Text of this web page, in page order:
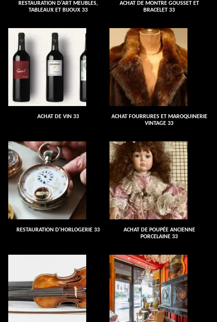
RESTAURATION D'ART MEUBLES,
TABLEAUX ET BIJOUX 33
ACHAT DE MONTRE GOUSSET ET
BRACELET 33
ACHAT DE VIN 33
ACHAT FOURRURES ET MAROQUINERIE
VINTAGE 33
RESTAURATION D'HORLOGERIE 33
ACHAT DE POUPÉE ANCIENNE
PORCELAINE 33